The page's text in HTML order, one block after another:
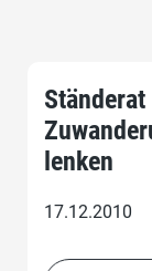
lenken
17.12.2010